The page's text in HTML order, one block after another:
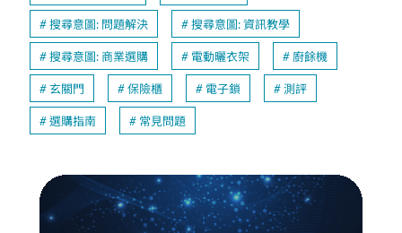
搜尋意圖: 問題解決 搜尋意圖: 資訊教學
搜尋意圖: 商業選購 電動曬衣架 廚餘機
玄關門 保險櫃 電子鎖 測評
選購指南 常見問題